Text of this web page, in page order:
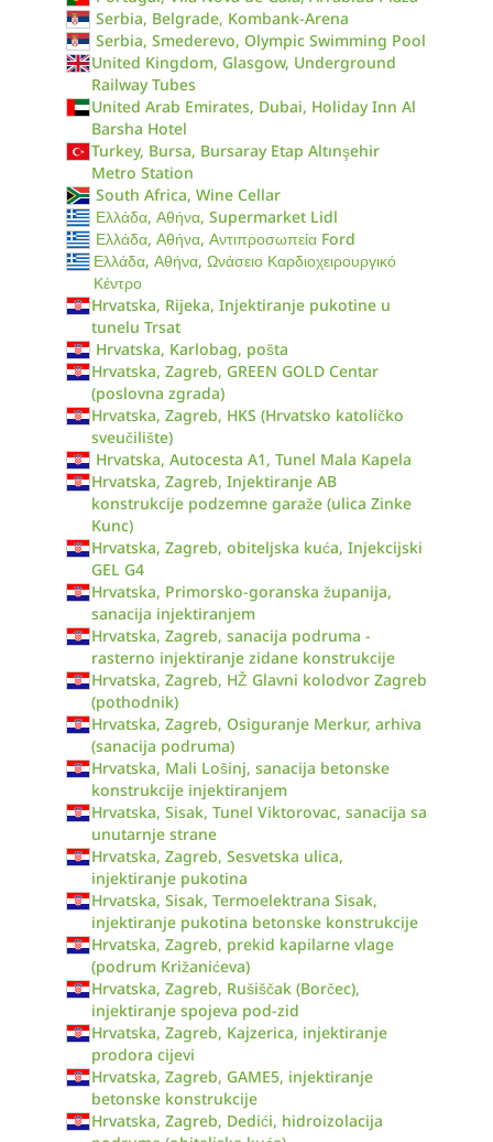
Serbia, Belgrade, Kombank-Arena
Serbia, Smederevo, Olympic Swimming Pool
United Kingdom, Glasgow, Underground
Railway Tubes
United Arab Emirates, Dubai, Holiday Inn Al
Barsha Hotel
Turkey, Bursa, Bursaray Etap Altınşehir
Metro Station
South Africa, Wine Cellar
Ελλάδα, Αθήνα, Supermarket Lidl
Ελλάδα, Αθήνα, Αντιπροσωπεία Ford
Ελλάδα, Αθήνα, Ωνάσειο Καρδιοχειρουργικό
Κέντρο
Hrvatska, Rijeka, Injektiranje pukotine u
tunelu Trsat
Hrvatska, Karlobag, pošta
Hrvatska, Zagreb, GREEN GOLD Centar
(poslovna zgrada)
Hrvatska, Zagreb, HKS (Hrvatsko katoličko
sveučilište)
Hrvatska, Autocesta A1, Tunel Mala Kapela
Hrvatska, Zagreb, Injektiranje AB
konstrukcije podzemne garaže (ulica Zinke
Kunc)
Hrvatska, Zagreb, obiteljska kuća, Injekcijski
GEL G4
Hrvatska, Primorsko-goranska županija,
sanacija injektiranjem
Hrvatska, Zagreb, sanacija podruma -
rasterno injektiranje zidane konstrukcije
Hrvatska, Zagreb, HŽ Glavni kolodvor Zagreb
(pothodnik)
Hrvatska, Zagreb, Osiguranje Merkur, arhiva
(sanacija podruma)
Hrvatska, Mali Lošinj, sanacija betonske
konstrukcije injektiranjem
Hrvatska, Sisak, Tunel Viktorovac, sanacija sa
unutarnje strane
Hrvatska, Zagreb, Sesvetska ulica,
injektiranje pukotina
Hrvatska, Sisak, Termoelektrana Sisak,
injektiranje pukotina betonske konstrukcije
Hrvatska, Zagreb, prekid kapilarne vlage
(podrum Križanićeva)
Hrvatska, Zagreb, Rušiščak (Borčec),
injektiranje spojeva pod-zid
Hrvatska, Zagreb, Kajzerica, injektiranje
prodora cijevi
Hrvatska, Zagreb, GAME5, injektiranje
betonske konstrukcije
Hrvatska, Zagreb, Dedići, hidroizolacija